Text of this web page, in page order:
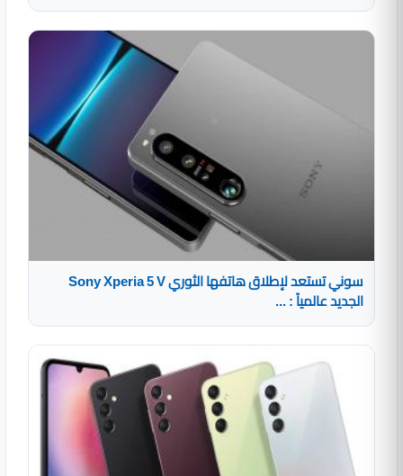
سوني تستعد لإطلاق هاتفها الثوري Sony Xperia 5 V
الجديد عالمياً : ...